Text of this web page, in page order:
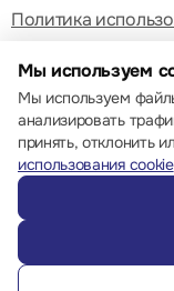
Политика
Мы используем
Мы используем
анализировать
принять, отклонить
использования cookie